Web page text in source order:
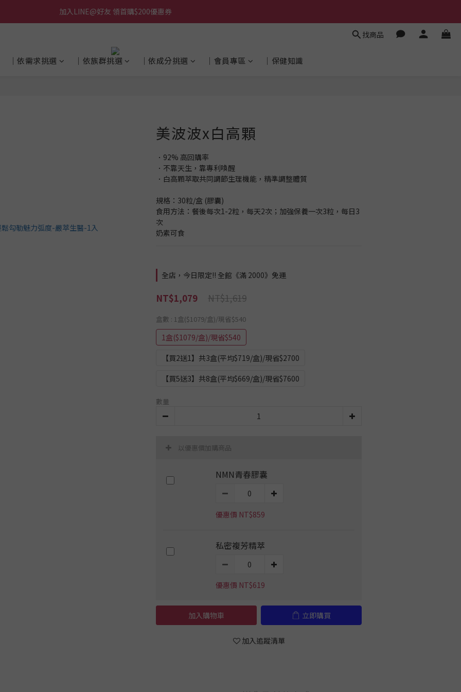
加入LINE@好友 領首購$200優惠券
找商品
│依需求挑選 │依族群挑選 │依成分挑選 │會員專區 │保健知識
美波波x白高顆
．92% 高回購率
．不靠天生，靠專利喚醒
．白高顆萃取共同調節生理機能，精準調整體質
規格：30粒/盒 (膠囊)
食用方法：餐後每次1-2粒，每天2次；加強保養一次3粒，每日3
次
奶素可食
全店，今日限定!! 全館《滿 2000》免運
NT$1,619
NT$1,079
盒數 : 1盒($1079/盒)/現省$540
1盒($1079/盒)/現省$540
【買2送1】共3盒(平均$719/盒)/現省$2700
【買5送3】共8盒(平均$669/盒)/現省$7600
數量
以優惠價加購商品
NMN青春膠囊
優惠價 NT$859
私密複芳精萃
優惠價 NT$619
加入購物車 立即購買
加入追蹤清單